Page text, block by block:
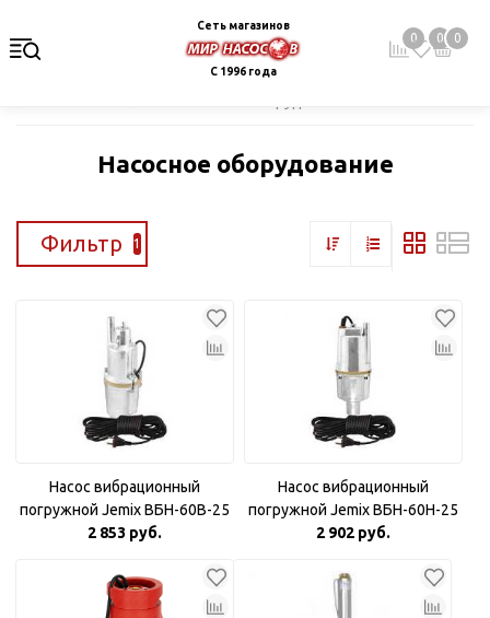
Сеть магазинов
С 1996 года
0 0 0
Насосное оборудование
Фильтр 1
Насос вибрационный
погружной Jemix ВБН-60В-25
Верхний забор воды
2 853 руб.
Насос вибрационный
погружной Jemix ВБН-60Н-25
Нижний забор воды
2 902 руб.